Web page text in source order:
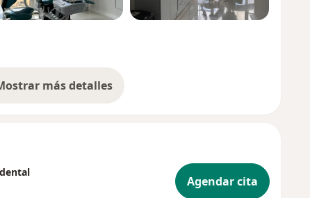
más detalles
sobre la experiencia
Agendar cita